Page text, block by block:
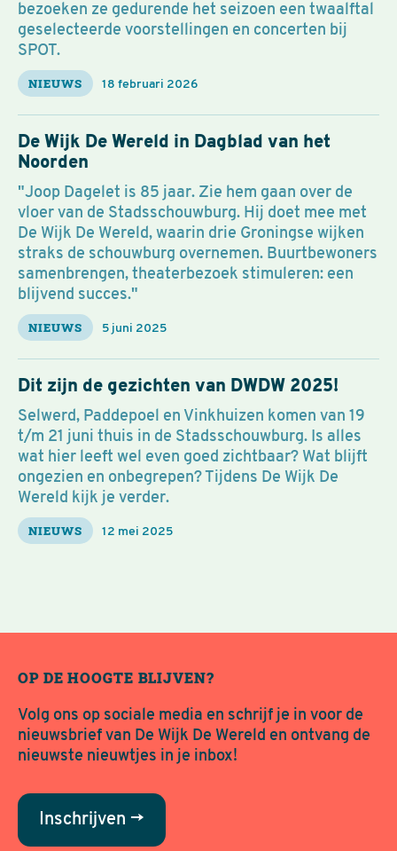
bezoeken ze gedurende het seizoen een twaalftal
geselecteerde voorstellingen en concerten bij
SPOT.
NIEUWS 18 februari 2026
De Wijk De Wereld in Dagblad van het
Noorden
"Joop Dagelet is 85 jaar. Zie hem gaan over de
vloer van de Stadsschouwburg. Hij doet mee met
De Wijk De Wereld, waarin drie Groningse wijken
straks de schouwburg overnemen. Buurtbewoners
samenbrengen, theaterbezoek stimuleren: een
blijvend succes."
NIEUWS 5 juni 2025
Dit zijn de gezichten van DWDW 2025!
Selwerd, Paddepoel en Vinkhuizen komen van 19
t/m 21 juni thuis in de Stadsschouwburg. Is alles
wat hier leeft wel even goed zichtbaar? Wat blijft
ongezien en onbegrepen? Tijdens De Wijk De
Wereld kijk je verder.
NIEUWS 12 mei 2025
OP DE HOOGTE BLIJVEN?
Volg ons op sociale media en schrijf je in voor de
nieuwsbrief van De Wijk De Wereld en ontvang de
nieuwste nieuwtjes in je inbox!
Inschrijven →